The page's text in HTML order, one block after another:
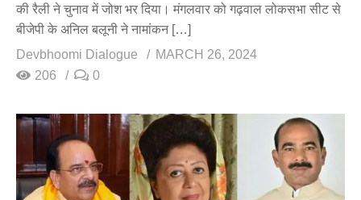
की रैली ने चुनाव में जोश भर दिया। मंगलवार को गढ़वाल लोकसभा सीट से
बीजेपी के अनिल बलूनी ने नामांकन […]
Devbhoomi Dialogue
MARCH 26, 2024
206
0